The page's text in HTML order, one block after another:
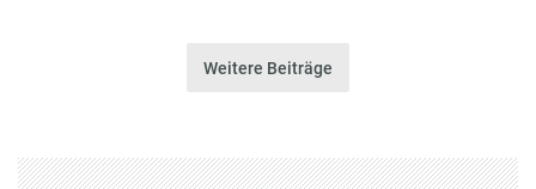
Weitere Beiträge